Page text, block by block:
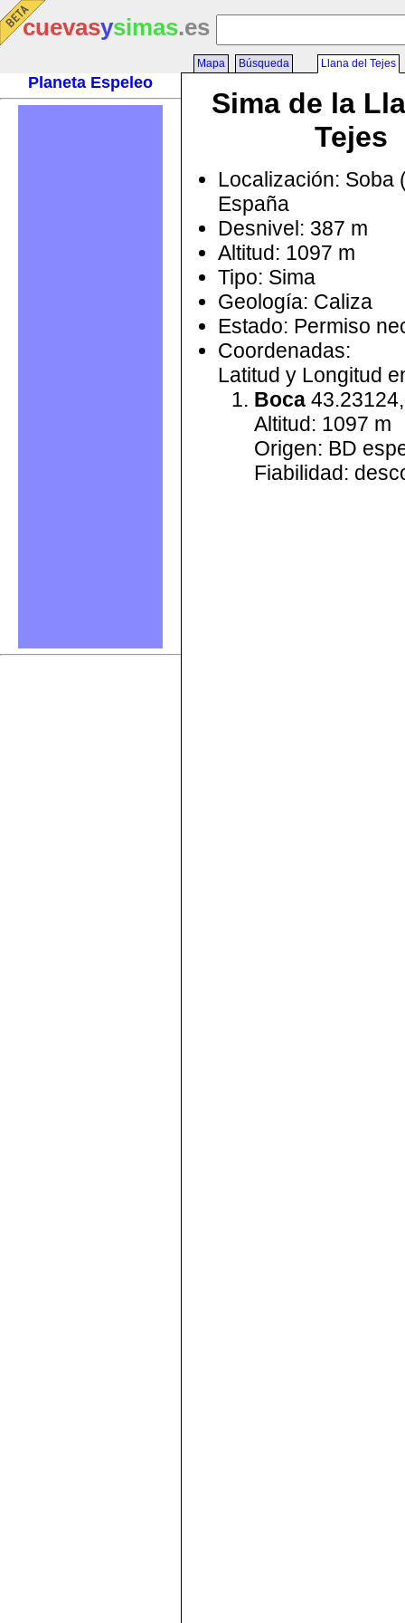
cuevasysimas.es
Planeta Espeleo
Mapa Búsqueda Llana del Tejes
Sima de la
Tejes
Localización: Soba
España
Desnivel: 387 m
Altitud: 1097 m
Tipo: Sima
Geología: Caliza
Estado: Permiso
Coordenadas:
Latitud y Longitud
Boca
Altitud: 1097 m
Origen: BD
Fiabilidad: